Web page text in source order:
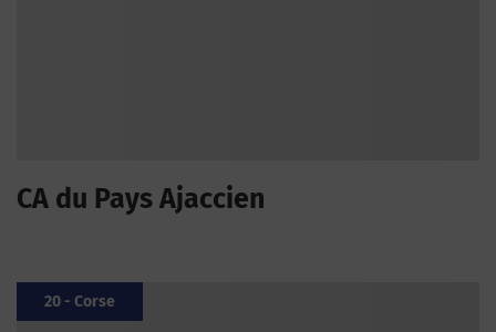
CA du Pays Ajaccien
20 - Corse